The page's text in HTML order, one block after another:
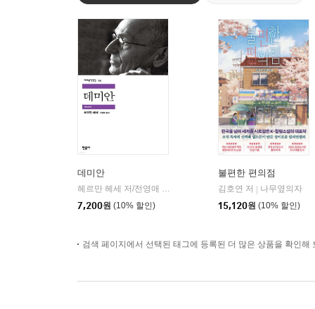
데미안
헤르만 헤세 저/전영애 역
7,200원 (10% 할인)
불편한 편의점
김호연 저
나무옆의자
15,120원 (10% 할인)
검색 페이지에서 선택된 태그에 등록된 더 많은 상품을 확인해